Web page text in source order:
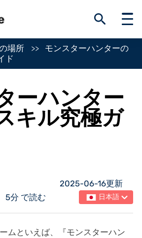
場所
モンスターハンターの
ド
ーハンター
キル究極ガ
2025-06-16更新
5分 で読む 日本語
ムといえば、『モンスターハン